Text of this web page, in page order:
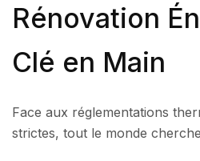
Rénovation
Clé en Main
Face aux réglementations
strictes, tout le monde